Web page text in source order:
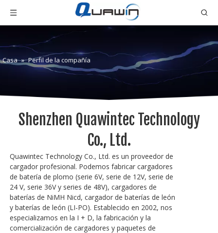
Casa » Perfil de la compañía
Shenzhen Quawintec Technology
Co., Ltd.
Quawintec Technology Co., Ltd. es un proveedor de
cargador profesional. Podemos fabricar cargadores
de batería de plomo (serie 6V, serie de 12V, serie de
24 V, serie 36V y series de 48V), cargadores de
baterías de NiMH Nicd, cargador de baterías de león
y baterías de león (LI-PO). Establecido en 2002, nos
especializamos en la I + D, la fabricación y la
comercialización de cargadores y paquetes de